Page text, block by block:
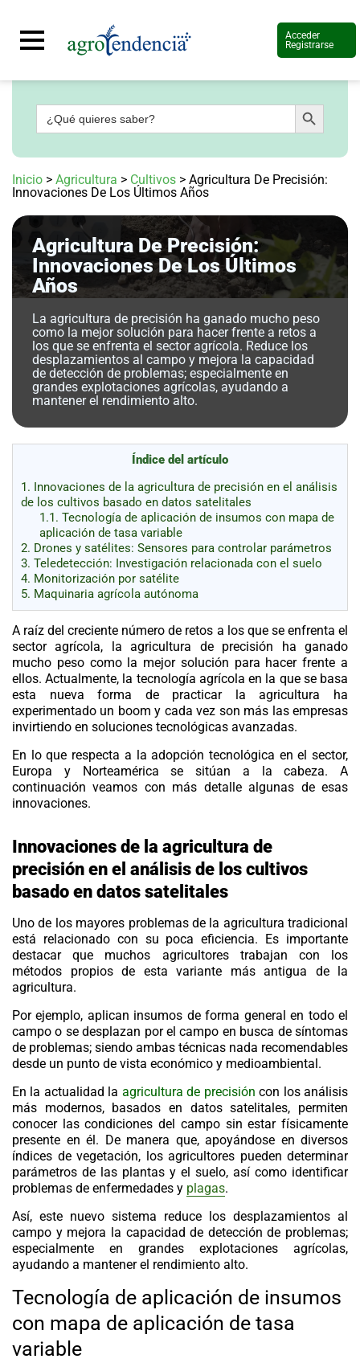
Acceder
Registrarse
Señal
en
más
Agrotendencia
Nuestros
Planes
Glosario
Agroshow
Regístrate
suscríbete
boletín
Contáctenos
Acuicultura
Agricultura
de
Avicultura
Cultivos
Ganadería
Hidroponía
Pastos
y
Forrajes
Ovinos
y
caprinos
Porcino
Post-
Cosecha
Buscar: Botón de búsqueda
Inicio > Agricultura > Cultivos > Agricultura De Precisión:
Innovaciones De Los Últimos Años
Agricultura De Precisión:
Innovaciones De Los Últimos
Años
La agricultura de precisión ha ganado mucho peso
como la mejor solución para hacer frente a retos a
los que se enfrenta el sector agrícola. Reduce los
desplazamientos al campo y mejora la capacidad
de detección de problemas; especialmente en
grandes explotaciones agrícolas, ayudando a
mantener el rendimiento alto.
Índice del artículo
1. Innovaciones de la agricultura de precisión en el análisis
de los cultivos basado en datos satelitales
1.1. Tecnología de aplicación de insumos con mapa de
aplicación de tasa variable
2. Drones y satélites: Sensores para controlar parámetros
3. Teledetección: Investigación relacionada con el suelo
4. Monitorización por satélite
5. Maquinaria agrícola autónoma
A raíz del creciente número de retos a los que se enfrenta el
sector agrícola, laagricultura de precisión ha ganado
mucho peso como la mejor solución para hacer frente a
ellos. Actualmente, la tecnología agrícola en la que se basa
esta nueva forma de practicar la agricultura ha
experimentado un boom y cada vez son más las empresas
invirtiendo en soluciones tecnológicas avanzadas.
En lo que respecta a la adopción tecnológica en el sector,
Europa y Norteamérica se sitúan a la cabeza. A
continuación veamos con más detalle algunas de esas
innovaciones.
Innovaciones de la agricultura de
precisión en el análisis de los cultivos
basado en datos satelitales
Uno de los mayores problemas de la agricultura tradicional
está relacionado con su poca eficiencia. Es importante
destacar que muchos agricultores trabajan con los
métodos propios de esta variante más antigua de la
agricultura.
Por ejemplo, aplican insumos de forma general en todo el
campo o se desplazan por el campo en busca de síntomas
de problemas; siendo ambas técnicas nada recomendables
desde un punto de vista económico y medioambiental.
En la actualidad la agricultura de precisión con los análisis
más modernos, basados en datos satelitales, permiten
conocer las condiciones del campo sin estar físicamente
presente en él. De manera que, apoyándose en diversos
índices de vegetación, los agricultores pueden determinar
parámetros de las plantas y el suelo, así como identificar
problemas de enfermedades y plagas.
Así, este nuevo sistema reduce los desplazamientos al
campo y mejora la capacidad de detección de problemas;
especialmente en grandes explotaciones agrícolas,
ayudando a mantener el rendimiento alto.
Tecnología de aplicación de insumos
con mapa de aplicación de tasa
variable